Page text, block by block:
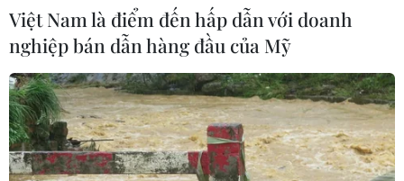
Việt Nam là điểm đến hấp dẫn với doanh
nghiệp bán dẫn hàng đầu của Mỹ